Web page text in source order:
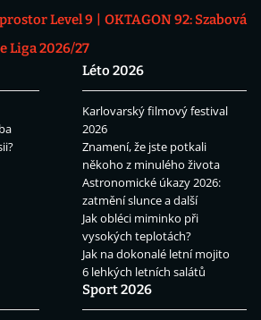
Level 9
OKTAGON 92: Szabová
Liga 2026/27
Léto 2026
Karlovarský filmový festival
2026
Znamení, že jste potkali
někoho z minulého života
Astronomické úkazy 2026:
zatmění slunce a další
Jak obléci miminko při
vysokých teplotách?
Jak na dokonalé letní mojito
6 lehkých letních salátů
Sport 2026